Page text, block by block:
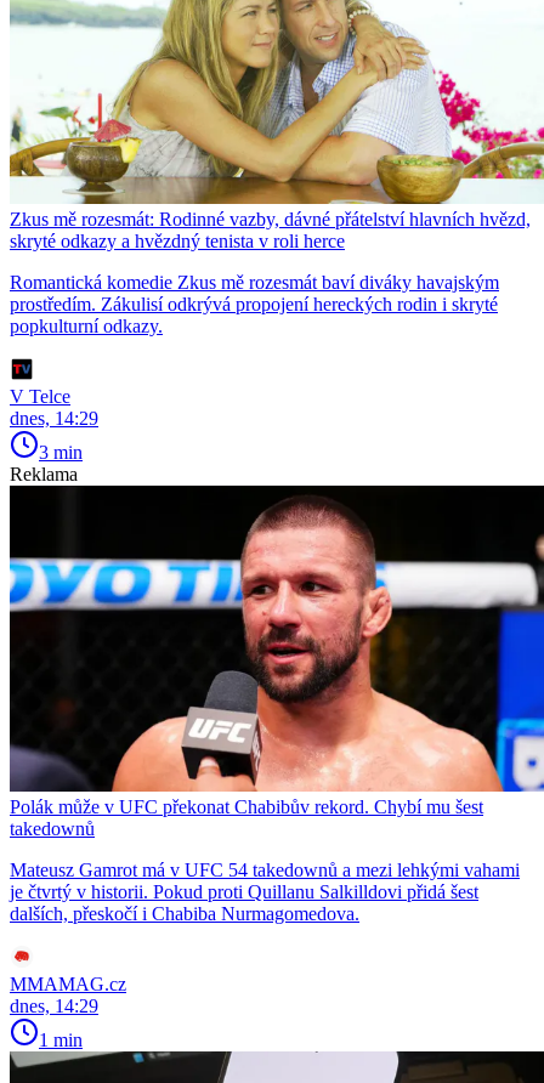
Zkus mě rozesmát: Rodinné vazby, dávné přátelství hlavních hvězd,
skryté odkazy a hvězdný tenista v roli herce
Romantická komedie Zkus mě rozesmát baví diváky havajským
prostředím. Zákulisí odkrývá propojení hereckých rodin i skryté
popkulturní odkazy.
V Telce
dnes, 14:29
3 min
Reklama
Polák může v UFC překonat Chabibův rekord. Chybí mu šest
takedownů
Mateusz Gamrot má v UFC 54 takedownů a mezi lehkými vahami
je čtvrtý v historii. Pokud proti Quillanu Salkilldovi přidá šest
dalších, přeskočí i Chabiba Nurmagomedova.
MMAMAG.cz
dnes, 14:29
1 min